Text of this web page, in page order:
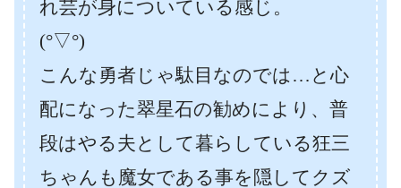
れ芸が身についている感じ。
(°▽°)
こんな勇者じゃ駄目なのでは…と心
配になった翠星石の勧めにより、普
段はやる夫として暮らしている狂三
ちゃんも魔女である事を隠してクズ